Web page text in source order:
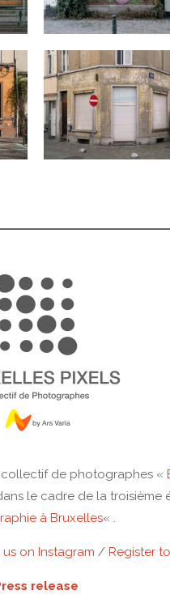
collectif de photographes «
le cadre de la troisième
à Bruxelles« .
on Instagram /Register
release